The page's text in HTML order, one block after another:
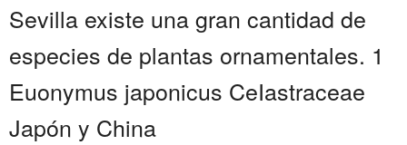
Sevilla existe una gran cantidad de
especies de plantas ornamentales. 1
Euonymus japonicus CeIastraceae
Japón y China